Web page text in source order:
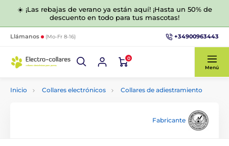
☀️ ¡Las rebajas de verano ya están aquí! ¡Hasta un 50% de
descuento en todo para tus mascotas!
Llámanos (Mo-Fr 8-16) +34900963443
0
Menú
Inicio Collares electrónicos Collares de adiestramiento
Fabricante